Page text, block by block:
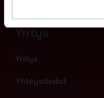
Yritys
Yritys
Yhteystiedot